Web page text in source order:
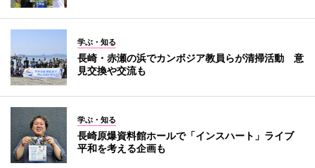
学ぶ・知る
長崎・赤瀬の浜でカンボジア教員らが清掃活動 意
見交換や交流も
学ぶ・知る
長崎原爆資料館ホールで「インスハート」ライブ
平和を考える企画も